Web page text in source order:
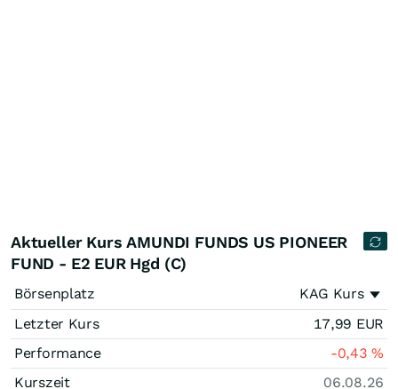
Aktueller Kurs AMUNDI FUNDS US PIONEER
FUND - E2 EUR Hgd (C)
Börsenplatz
KAG Kurs
Letzter Kurs
17,99 EUR
Performance
-0,43%
Kurszeit
06.08.26